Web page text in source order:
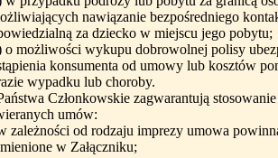
nawiązanie bezpośredniego
za dziecko w miejscu jego pobytu;
o możliwości wykupu dobrowolnej polisy
konsumenta od umowy lub kosztów
wypadku lub choroby.
Członkowskie zagwarantują
umów:
zależności od rodzaju imprezy umowa
w Załączniku;